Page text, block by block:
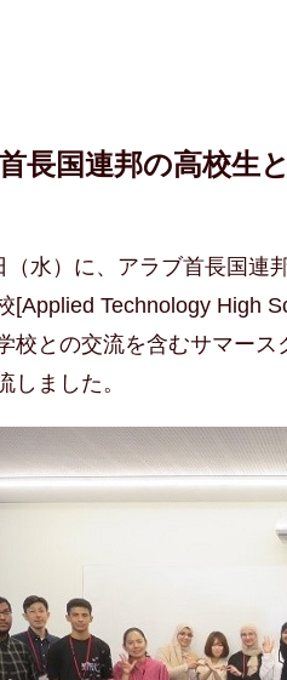
長国連邦の高校生
（水）に、アラブ首長国連
[Applied Technology High
校との交流を含むサマース
しました。